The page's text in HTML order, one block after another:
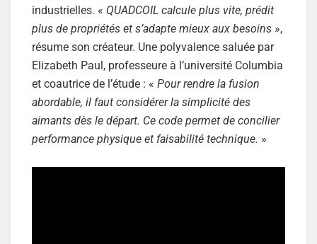
industrielles. « QUADCOIL calcule plus vite, prédit
plus de propriétés et s’adapte mieux aux besoins »,
résume son créateur. Une polyvalence saluée par
Elizabeth Paul, professeure à l’université Columbia
et coautrice de l’étude : « Pour rendre la fusion
abordable, il faut considérer la simplicité des
aimants dès le départ. Ce code permet de concilier
performance physique et faisabilité technique. »